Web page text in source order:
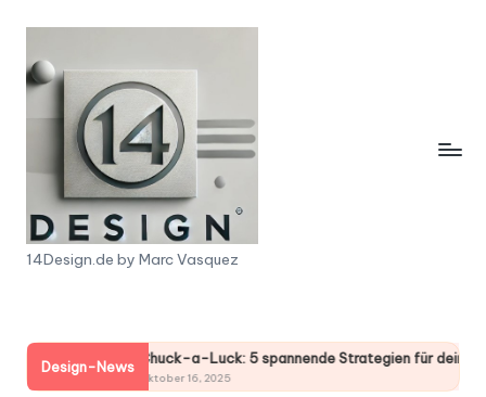
content
1
D
e
14Design.de by Marc Vasquez
Design-News
Luck: 5 spannende Strategien für deinen Gewinn! Booray: 7